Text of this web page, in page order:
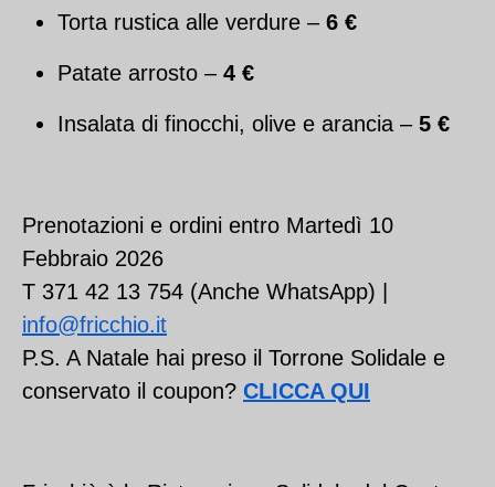
Torta rustica alle verdure – 6 €
Patate arrosto – 4 €
Insalata di finocchi, olive e arancia – 5 €
Prenotazioni e ordini entro Martedì 10
Febbraio 2026
T 371 42 13 754 (Anche WhatsApp) |
info@fricchio.it
P.S. A Natale hai preso il Torrone Solidale e
conservato il coupon? CLICCA QUI